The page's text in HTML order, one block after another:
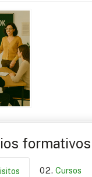
formativos
Cursos